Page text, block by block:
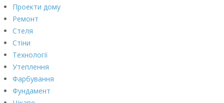
Проекти дому
Ремонт
Стеля
Стіни
Технології
Утеплення
Фарбування
Фундамент